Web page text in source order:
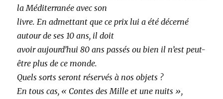
la Méditerranée avec son
livre. En admettant que ce prix lui a été décerné
autour de ses 10 ans, il doit
avoir aujourd’hui 80 ans passés ou bien il n’est peut-
être plus de ce monde.
Quels sorts seront réservés à nos objets ?
En tous cas, « Contes des Mille et une nuits »,